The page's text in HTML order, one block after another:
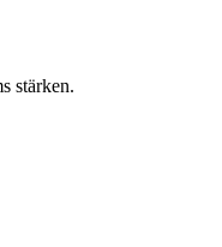
stärken.